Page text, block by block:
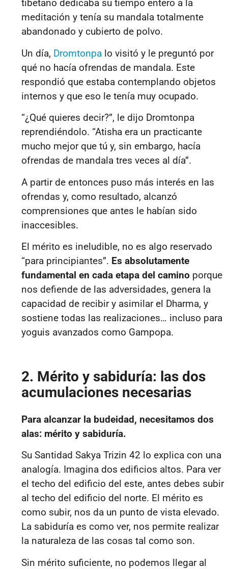
tibetano dedicaba su tiempo entero a la
meditación y tenía su mandala totalmente
abandonado y cubierto de polvo.
Un día, Dromtonpa lo visitó y le preguntó por
qué no hacía ofrendas de mandala. Este
respondió que estaba contemplando objetos
internos y que eso le tenía muy ocupado.
“¿Qué quieres decir?”, le dijo Dromtonpa
reprendiéndolo. “Atisha era un practicante
mucho mejor que tú y, sin embargo, hacía
ofrendas de mandala tres veces al día”.
A partir de entonces puso más interés en las
ofrendas y, como resultado, alcanzó
comprensiones que antes le habían sido
inaccesibles.
El mérito es ineludible, no es algo reservado
“para principiantes”. Es absolutamente
fundamental en cada etapa del camino porque
nos defiende de las adversidades, genera la
capacidad de recibir y asimilar el Dharma, y
sostiene todas las realizaciones… incluso para
yoguis avanzados como Gampopa.
2. Mérito y sabiduría: las dos
acumulaciones necesarias
Para alcanzar la budeidad, necesitamos dos
alas: mérito y sabiduría.
Su Santidad Sakya Trizin 42 lo explica con una
analogía. Imagina dos edificios altos. Para ver
el techo del edificio del este, antes debes subir
al techo del edificio del norte. El mérito es
como subir, nos da un punto de vista elevado.
La sabiduría es como ver, nos permite realizar
la naturaleza de las cosas tal como son.
Sin mérito suficiente, no podemos llegar al